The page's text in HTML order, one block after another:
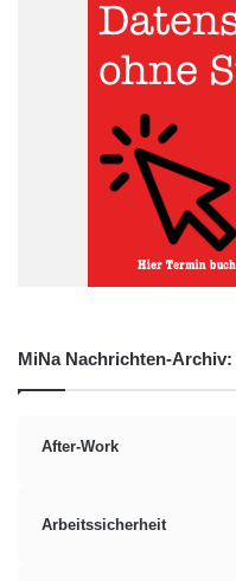
Social-Media-Antwort auf
von Oreo zum
subtil genug – wie es die
can still dunk in the dark“
Bildschirme während der
erlebte eine inzwischen
Quelle: Mashup
MiNa Nachrichten-Archiv:
After-Work
Arbeitssicherheit